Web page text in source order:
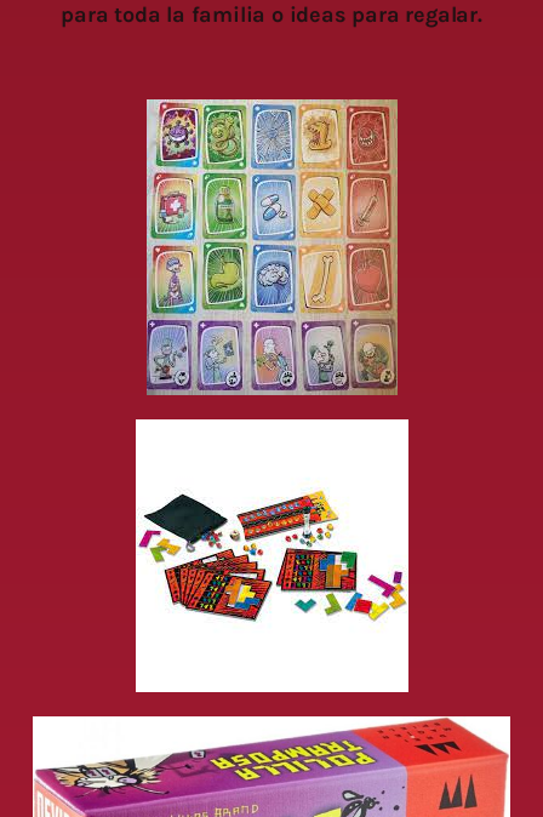
para toda la familia o ideas para regalar.